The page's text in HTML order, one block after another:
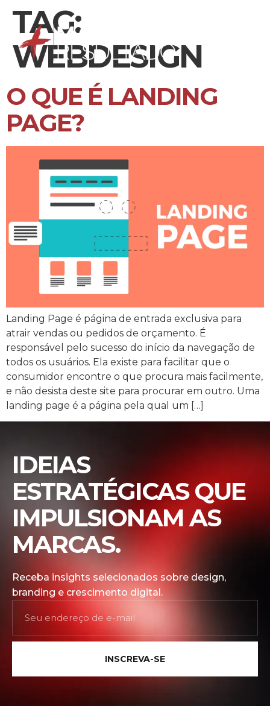
TAG:
WEBDESIGN
O QUE É LANDING
PAGE?
Landing Page é página de entrada exclusiva para
atrair vendas ou pedidos de orçamento. É
responsável pelo sucesso do início da navegação de
todos os usuários. Ela existe para facilitar que o
consumidor encontre o que procura mais facilmente,
e não desista deste site para procurar em outro. Uma
landing page é a página pela qual um […]
IDEIAS
ESTRATÉGICAS QUE
IMPULSIONAM AS
MARCAS.
Receba insights selecionados sobre design,
branding e crescimento digital.
INSCREVA-SE